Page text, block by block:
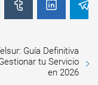
Guía Definitiva
tu Servicio
en 2026